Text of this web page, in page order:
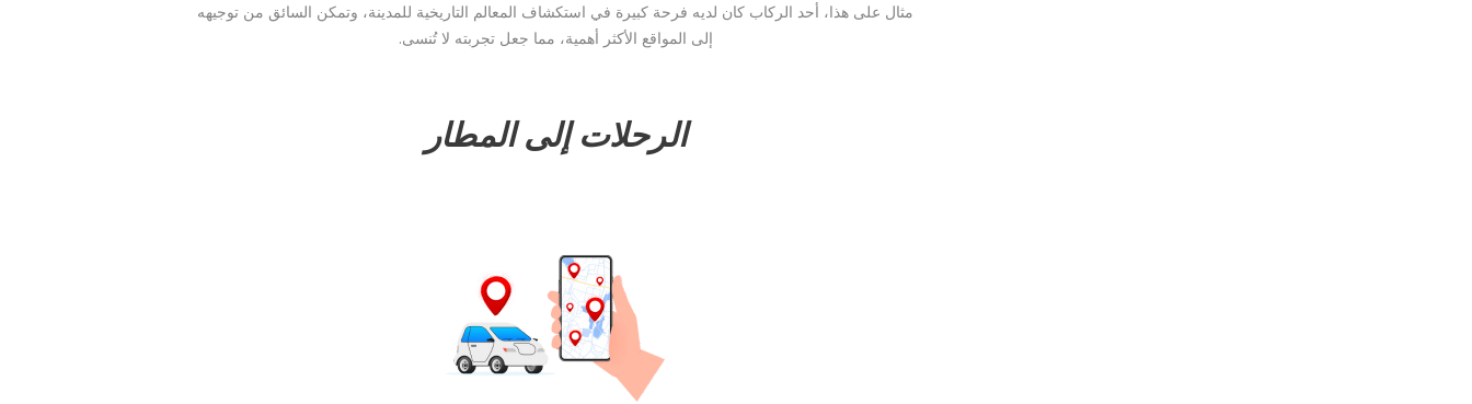
مثال على هذا، أحد الركاب كان لديه فرحة كبيرة في استكشاف المعالم التاريخية للمدينة، وتمكن السائق من توجيهه
إلى المواقع الأكثر أهمية، مما جعل تجربته لا تُنسى.
الرحلات إلى المطار